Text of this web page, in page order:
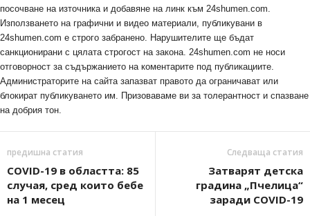
посочване на източника и добавяне на линк към 24shumen.com.
Използването на графични и видео материали, публикувани в
24shumen.com е строго забранено. Нарушителите ще бъдат
санкционирани с цялата строгост на закона. 24shumen.com не носи
отговорност за съдържанието на коментарите под публикациите.
Администраторите на сайта запазват правото да ограничават или
блокират публикуването им. Призоваваме ви за толерантност и спазване
на добрия тон.
предишна статия
COVID-19 в областта: 85
случая, сред които бебе
на 1 месец
Следваща статия
Затварят детска
градина „Пчелица“
заради COVID-19